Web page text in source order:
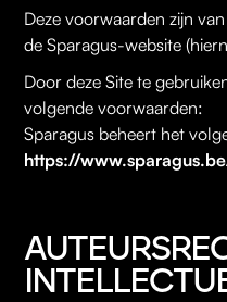
Deze voorwaarden zijn
de Sparagus-website
Door deze Site te
volgende voorwaarden:
Sparagus beheert het
https://